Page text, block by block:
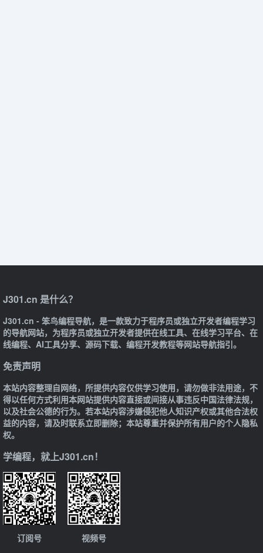
J301.cn 是什么？
J301.cn - 笨鸟编程导航，是一款致力于程序员或独立开发者编程学习
的导航网站，为程序员或独立开发者提供在线工具、在线学习平台、在
线编程、AI工具分享、源码下载、编程开发教程等网站导航指引。
免责声明
本站内容整理自网络，所提供内容仅供学习使用，请勿做非法用途，不
得以任何方式利用本网站提供内容直接或间接从事违反中国法律法规，
以及社会公德的行为。若本站内容涉嫌侵犯他人知识产权或其他合法权
益的内容，请及时联系立即删除；本站尊重并保护所有用户的个人隐私
权。
学编程，就上J301.cn！
订阅号 视频号